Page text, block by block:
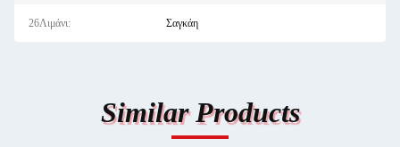
26Λιμάνι: Σαγκάη
Similar Products